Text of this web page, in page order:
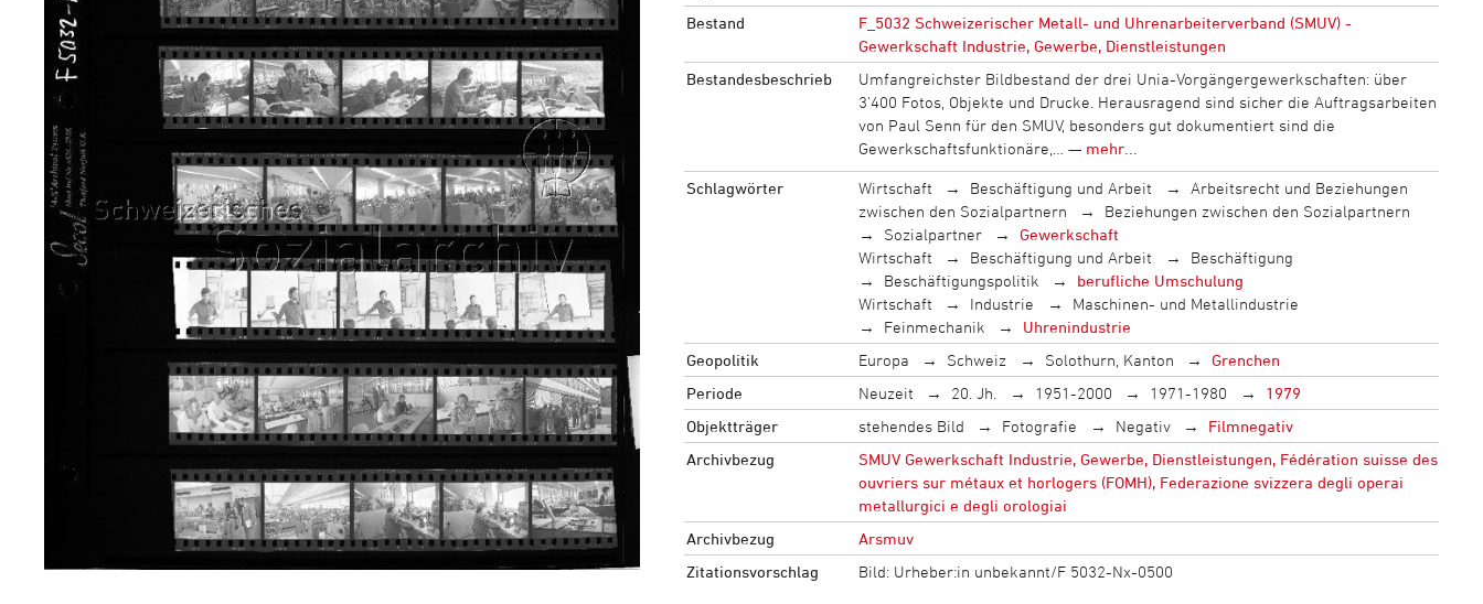
Bestand
F_5032 Schweizerischer Metall- und Uhrenarbeiterverband (SMUV) -
Gewerkschaft Industrie, Gewerbe, Dienstleistungen
Bestandesbeschrieb
Umfangreichster Bildbestand der drei Unia-Vorgängergewerkschaften: über
3‘400 Fotos, Objekte und Drucke. Herausragend sind sicher die Auftragsarbeiten
von Paul Senn für den SMUV, besonders gut dokumentiert sind die
Gewerkschaftsfunktionäre,… — mehr...
Schlagwörter Wirtschaft Beschäftigung und Arbeit
Arbeitsrecht und Beziehungen
zwischen den Sozialpartnern
Beziehungen zwischen den Sozialpartnern
Sozialpartner
Gewerkschaft
Wirtschaft
Beschäftigung und Arbeit
Beschäftigung
Beschäftigungspolitik
berufliche Umschulung
Wirtschaft
Industrie
Maschinen- und Metallindustrie
Feinmechanik
Uhrenindustrie
Geopolitik
Europa Schweiz Solothurn, Kanton
Grenchen
Periode
Neuzeit 20. Jh. 1951-2000 1971-1980
1979
Objektträger
stehendes Bild Fotografie Negativ
Filmnegativ
Archivbezug
SMUV Gewerkschaft Industrie, Gewerbe, Dienstleistungen, Fédération suisse des
ouvriers sur métaux et horlogers (FOMH), Federazione svizzera degli operai
metallurgici e degli orologiai
Archivbezug
Arsmuv
Zitationsvorschlag
Bild: Urheber:in unbekannt/F 5032-Nx-0500